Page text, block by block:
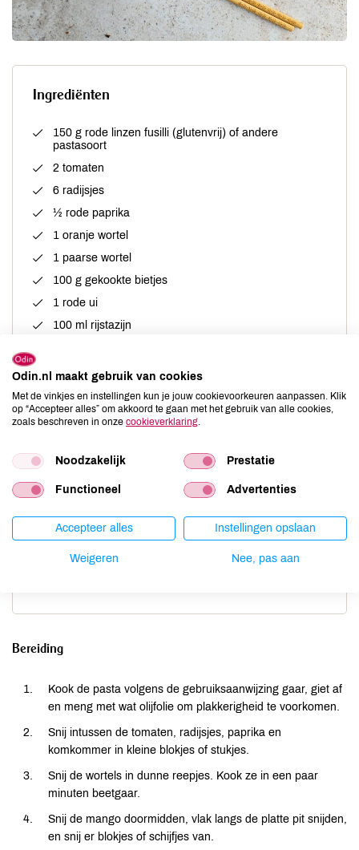
Ingrediënten
150 g rode linzen fusilli (glutenvrij) of andere
pastasoort
2 tomaten
6 radijsjes
½ rode paprika
1 oranje wortel
1 paarse wortel
100 g gekookte bietjes
1 rode ui
100 ml rijstazijn
½ komkommer
100 g mango
50 g blauwe bessen
sausje: 50 ml sojasaus (tamari)-1 el
evt. wasabi
lente-ui
kiemen
sesamzaad
Bereiding
Kook de pasta volgens de gebruiksaanwijzing gaar, giet af
en meng met wat olijfolie om plakkerigheid te voorkomen.
Snij intussen de tomaten, radijsjes, paprika en
komkommer in kleine blokjes of stukjes.
Snij de wortels in dunne reepjes. Kook ze in een paar
minuten beetgaar.
Snij de mango doormidden, vlak langs de platte pit snijden,
en snij er blokjes of schijfjes van.
Odin.nl maakt gebruik van cookies
Met de vinkjes en instellingen kun je jouw cookievoorkeuren aanpassen. Klik
op “Accepteer alles” om akkoord te gaan met het gebruik van alle cookies,
zoals beschreven in onze cookieverklaring
Noodzakelijk Prestatie
Functioneel Advertenties
Accepteer alles Instellingen opslaan
Weigeren Nee, pas aan